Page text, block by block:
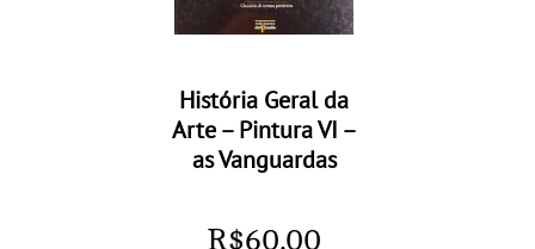
História Geral da
Arte – Pintura VI –
as Vanguardas
R$60,00